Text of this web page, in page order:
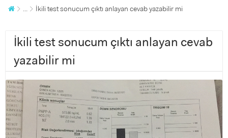
... İkili test sonucum çıktı anlayan cevab yazabilir mi
İkili test sonucum çıktı anlayan cevab
yazabilir mi